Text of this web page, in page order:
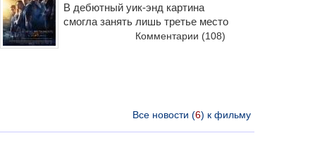
В дебютный уик-энд картина
смогла занять лишь третье место
Комментарии (108)
Все новости (6) к фильму